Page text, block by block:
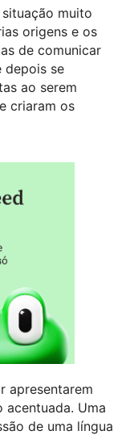
muito
origens e os
de comunicar
depois se
ao serem
criaram os
apresentarem
acentuada. Uma
de uma língua